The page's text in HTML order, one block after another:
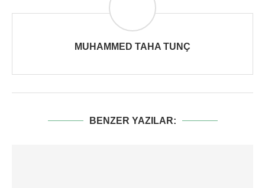
MUHAMMED TAHA TUNÇ
BENZER YAZILAR: